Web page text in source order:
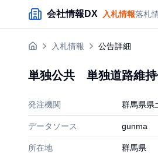
メインコンテンツにスキップ
会社情報DX 入札情報落札
入札情報 公告詳細
単独公共 単独道路維
発注機関 群馬県県
データソース gunma
所在地 群馬県